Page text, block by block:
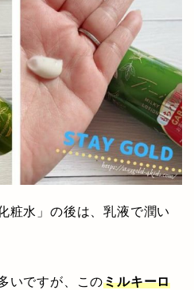
粧水」の後は、乳液で潤い
いですが、このミルキーロ